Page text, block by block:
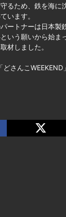
るため、鉄を海に
います。
ートナーは日本製鉄
いう願いから始ま
材しました。
さんこWEEKEND